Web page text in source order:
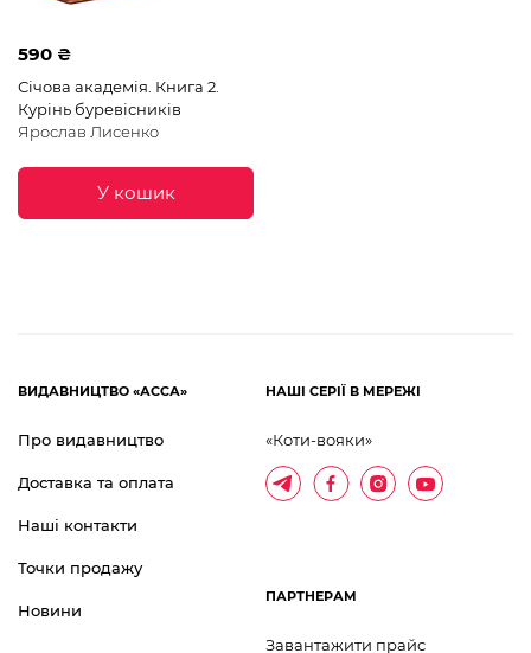
590 ₴
Січова академія. Книга 2.
Курінь буревісників
Ярослав Лисенко
У кошик
ВИДАВНИЦТВО «АССА»
Про видавництво
Доставка та оплата
Наші контакти
Точки продажу
Новини
НАШІ СЕРІЇ В МЕРЕЖІ
«Коти-вояки»
ПАРТНЕРАМ
Завантажити прайс